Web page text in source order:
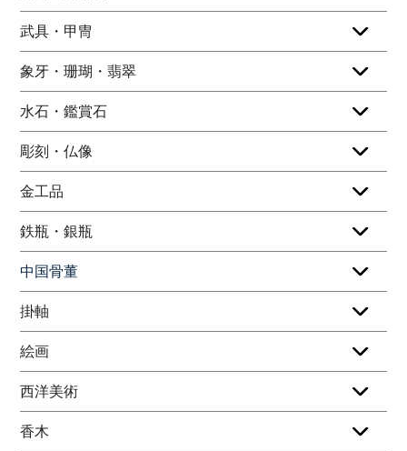
武具・甲冑
象牙・珊瑚・翡翠
水石・鑑賞石
彫刻・仏像
金工品
鉄瓶・銀瓶
中国骨董
掛軸
絵画
西洋美術
香木